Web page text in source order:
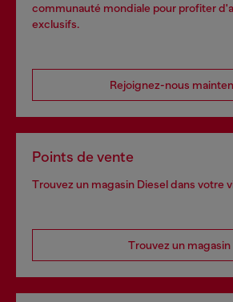
communauté mondiale pour profiter
exclusifs.
Rejoignez-nous
Points de vente
Trouvez un magasin Diesel dans votre
Trouvez un magasin